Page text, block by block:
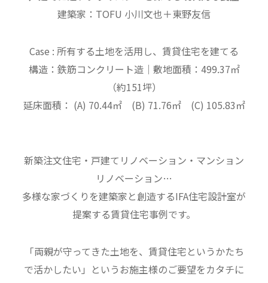
建築家：TOFU 小川文也＋東野友信
Case : 所有する土地を活用し、賃貸住宅を建てる
構造：鉄筋コンクリート造｜敷地面積：499.37㎡
（約151坪）
延床面積： (A) 70.44㎡ (B) 71.76㎡ (C) 105.83㎡
新築注文住宅・戸建てリノベーション・マンション
リノベーション…
多様な家づくりを建築家と創造するIFA住宅設計室が
提案する賃貸住宅事例です。
「両親が守ってきた土地を、賃貸住宅というかたち
で活かしたい」というお施主様のご要望をカタチに